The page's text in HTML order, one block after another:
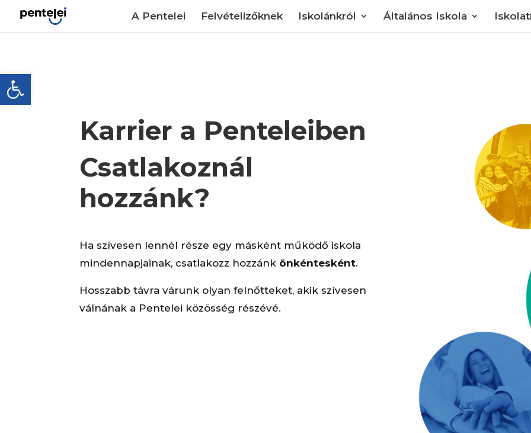
Eszköztár megnyitása
A Pentelei Felvételizőknek Iskolánkról Általános Iskola
Karrier a Penteleiben
Csatlakoznál
hozzánk?
Ha szívesen lennél része egy másként működő iskola
mindennapjainak, csatlakozz hozzánk önkéntesként.
Hosszabb távra várunk olyan felnőtteket, akik szívesen
válnának a Pentelei közösség részévé.